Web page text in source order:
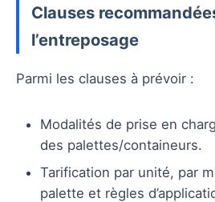
Clauses
l’entreposage
Parmi les clauses à prévoir :
Modalités de prise en
des palettes/containeurs.
Tarification par unité, par
palette et règles